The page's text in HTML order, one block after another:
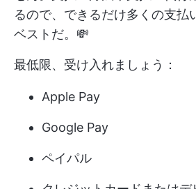
るので、できるだけ多くの支払
ベストだ。💸
最低限、受け入れましょう：
Apple Pay
Google Pay
ペイパル